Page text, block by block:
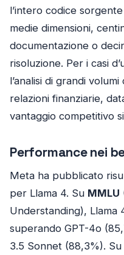
l’intero codice
medie dimensioni,
documentazione o
risoluzione. Per i casi
l’analisi di grandi
relazioni finanziarie,
vantaggio competitivo
Performance nei
Meta ha pubblicato
per Llama 4. Su MMLU
Understanding),
superando GPT-4o
3.5 Sonnet (88,3%). Su